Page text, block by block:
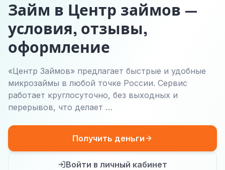
Займ в Центр займов —
условия, отзывы,
оформление
«Центр Займов» предлагает быстрые и удобные
микрозаймы в любой точке России. Сервис
работает круглосуточно, без выходных и
перерывов, что делает …
Получить деньги
Войти в личный кабинет